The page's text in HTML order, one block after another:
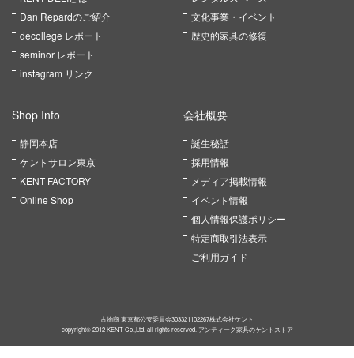
Dan Repardのご紹介
decollege レポート
seminor レポート
instagram リンク
文化事業・イベント
歴史的家具の修復
Shop Info
静岡本店
ケントサロン東京
KENT FACTORY
Online Shop
会社概要
誕生秘話
採用情報
メディア掲載情報
イベント情報
個人情報保護ポリシー
特定商取引法表示
ご利用ガイド
古物商 東京都公安委員会303321102267株式会社ケント
copyright© 2012 KENT Co.,Ltd. all rights reserved. アンティーク家具のケントストア